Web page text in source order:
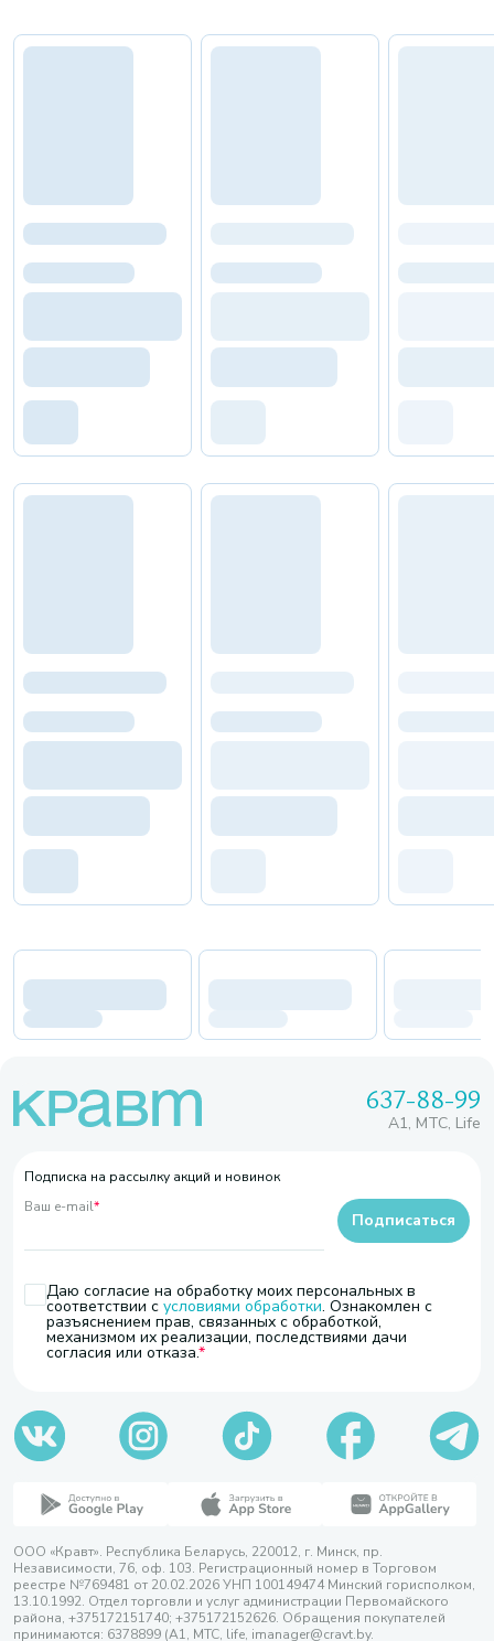
637-88-99
A1, МТС, Life
Подписка на рассылку акций и новинок
Ваш e-mail*
Даю согласие на обработку моих персональных в
соответствии с условиями обработки. Ознакомлен с
разъяснением прав, связанных с обработкой,
механизмом их реализации, последствиями дачи
согласия или отказа.
Подписаться
ООО «Кравт». Республика Беларусь, 220012, г. Минск, пр.
Независимости, 76, оф. 103. Регистрационный номер в Торговом
реестре №769481 от 20.02.2026 УНП 100149474 Минский горисполком,
13.10.1992. Отдел торговли и услуг администрации Первомайского
района, +375172151740; +375172152626. Обращения покупателей
принимаются: 6378899 (А1, МТС, life, imanager@cravt.by.